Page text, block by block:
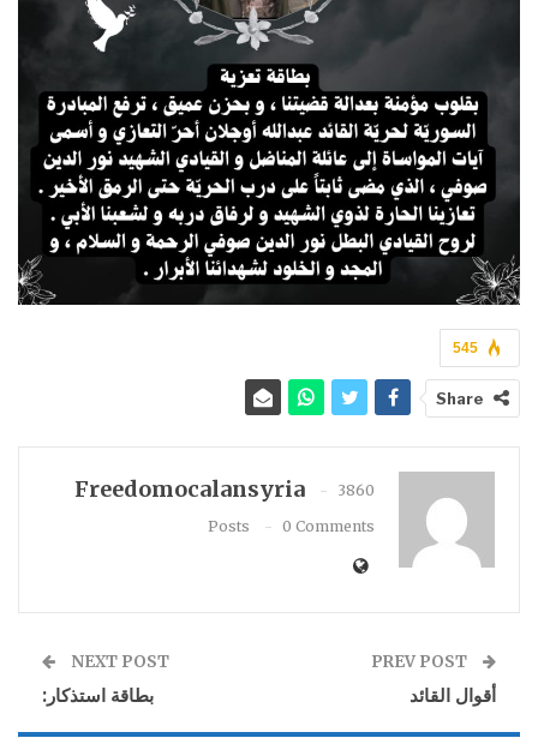
545
Share
Freedomocalansyria
3860
Posts
0 Comments
أقوال القائد
NEXT POST
بطاقة استذكار: